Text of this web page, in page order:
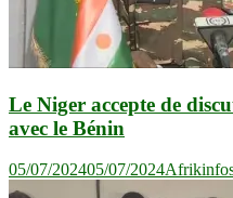
Le Niger accepte de
avec le Bénin
05/07/202405/07/2024